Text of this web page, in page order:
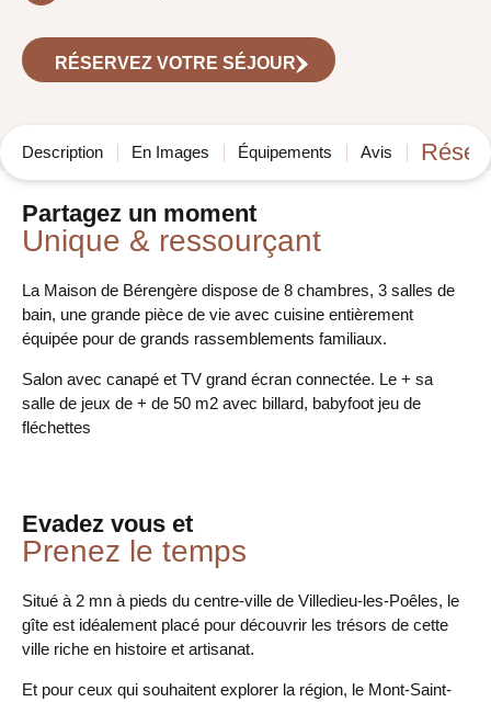
RÉSERVEZ VOTRE SÉJOUR
Description En Images Équipements Avis
Partagez un moment
Unique & ressourçant
La Maison de Bérengère dispose de 8 chambres, 3 salles de
bain, une grande pièce de vie avec cuisine entièrement
équipée pour de grands rassemblements familiaux.
Salon avec canapé et TV grand écran connectée. Le + sa
salle de jeux de + de 50 m2 avec billard, babyfoot jeu de
fléchettes
Evadez vous et
Prenez le temps
Situé à 2 mn à pieds du centre-ville de Villedieu-les-Poêles, le
gîte est idéalement placé pour découvrir les trésors de cette
ville riche en histoire et artisanat.
Et pour ceux qui souhaitent explorer la région, le Mont-Saint-